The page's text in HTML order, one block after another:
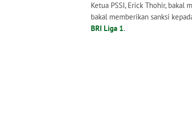
Ketua PSSI, Erick Thohir,
bakal memberikan sanksi
BRI Liga 1.